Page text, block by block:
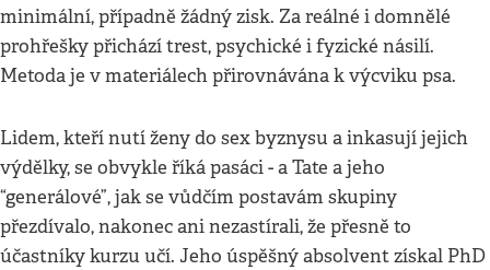
minimální, případně žádný zisk. Za reálné i domnělé
prohřešky přichází trest, psychické i fyzické násilí.
Metoda je v materiálech přirovnávána k výcviku psa.
Lidem, kteří nutí ženy do sex byznysu a inkasují jejich
výdělky, se obvykle říká pasáci - a Tate a jeho
“generálové”, jak se vůdčím postavám skupiny
přezdívalo, nakonec ani nezastírali, že přesně to
účastníky kurzu učí. Jeho úspěšný absolvent získal PhD